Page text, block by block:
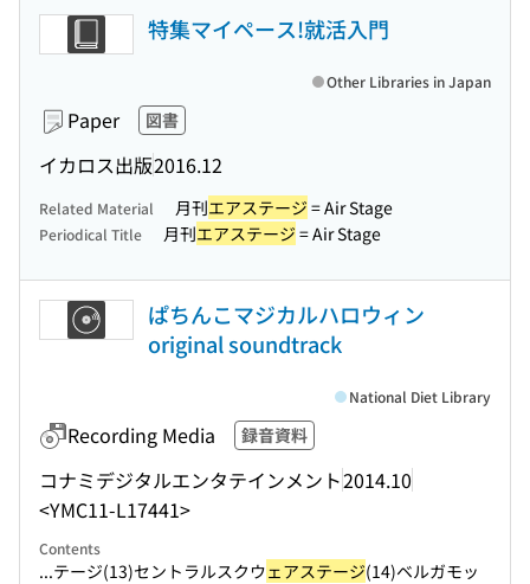
特集マイペース!就活入門
Paper 図書
イカロス出版2016.12
Other Libraries in Japan
Related Material 月刊エアステージ = Air Stage
Periodical Title 月刊エアステージ = Air Stage
ぱちんこマジカルハロウィン
original soundtrack
Recording Media 録音資料
コナミデジタルエンタテインメント2014.10
<YMC11-L17441>
National Diet Library
Contents
...テージ(13)セントラルスクウェアステージ(14)ベルガモッ